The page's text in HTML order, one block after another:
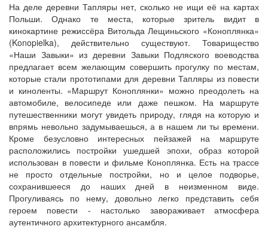
На деле деревни Тапляры нет, сколько не ищи её на картах
Польши. Однако те места, которые зритель видит в
кинокартине режиссёра Витольда Лещиньского «Коноплянка»
(Konopielka), действительно существуют. Товарищество
«Наши Завыки» из деревни Завыки Подляского воеводства
предлагает всем желающим совершить прогулку по местам,
которые стали прототипами для деревни Тапляры из повести
и киноленты. «Маршрут Коноплянки» можно преодолеть на
автомобиле, велосипеде или даже пешком. На маршруте
путешественники могут увидеть природу, глядя на которую и
впрямь невольно задумываешься, а в нашем ли ты времени.
Кроме безусловно интересных пейзажей на маршруте
расположились постройки ушедшей эпохи, образ которой
использован в повести и фильме Коноплянка. Есть на трассе
не просто отдельные постройки, но и целое подворье,
сохранившееся до наших дней в неизменном виде.
Прогуливаясь по нему, довольно легко представить себя
героем повести - настолько завораживает атмосфера
аутентичного архитектурного ансамбля.